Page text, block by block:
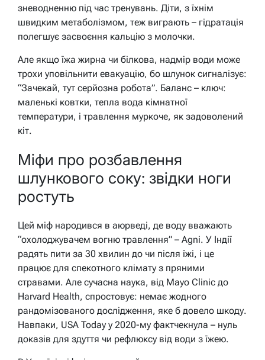
зневодненню під час тренувань. Діти, з їхнім
швидким метаболізмом, теж виграють – гідратація
полегшує засвоєння кальцію з молочки.
Але якщо їжа жирна чи білкова, надмір води може
трохи уповільнити евакуацію, бо шлунок сигналізує:
“Зачекай, тут серйозна робота”. Баланс – ключ:
маленькі ковтки, тепла вода кімнатної
температури, і травлення муркоче, як задоволений
кіт.
Міфи про розбавлення
шлункового соку: звідки ноги
ростуть
Цей міф народився в аюрведі, де воду вважають
“охолоджувачем вогню травлення” – Agni. У Індії
радять пити за 30 хвилин до чи після їжі, і це
працює для спекотного клімату з пряними
стравами. Але сучасна наука, від Mayo Clinic до
Harvard Health, спростовує: немає жодного
рандомізованого дослідження, яке б довело шкоду.
Навпаки, USA Today у 2020-му фактчекнула – нуль
доказів для здуття чи рефлюксу від води з їжею.